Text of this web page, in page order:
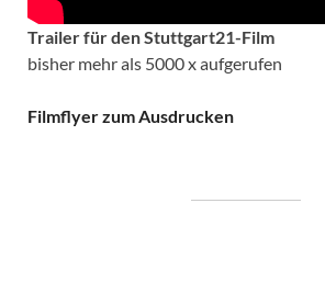
Trailer für den Stuttgart21-Film
bisher mehr als 5000 x aufgerufen
Filmflyer zum Ausdrucken